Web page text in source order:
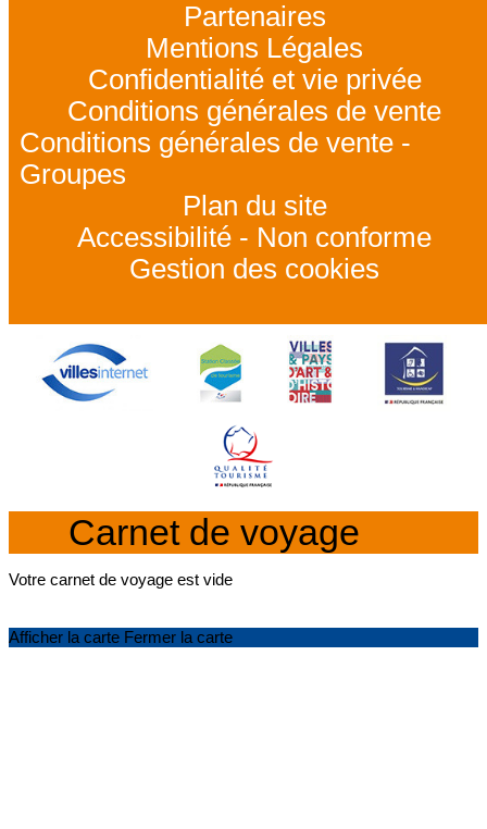
Partenaires
Mentions Légales
Confidentialité et vie privée
Conditions générales de vente
Conditions générales de vente -
Groupes
Plan du site
Accessibilité - Non conforme
Gestion des cookies
Carnet de voyage
Votre carnet de voyage est vide
Afficher la carte Fermer la carte